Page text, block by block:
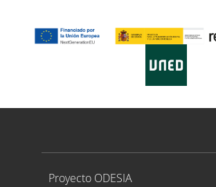
Proyecto ODESIA
Proyecto ODESIA